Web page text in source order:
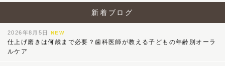
新着ブログ
2026年8月5日NEW
仕上げ磨きは何歳まで必要？歯科医師が教える子どもの年齢別オーラ
ルケア